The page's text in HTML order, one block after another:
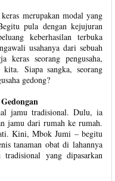
merupakan modal yang
pula dengan kejujuran
keberhasilan terbuka
usahanya dari sebuah
keras seorang pengusaha,
Siapa sangka, seorang
gedong?
jamu tradisional. Dulu, ia
jamu dari rumah ke rumah.
Kini, Mbok Jumi – begitu
tanaman obat di lahannya
yang dipasarkan